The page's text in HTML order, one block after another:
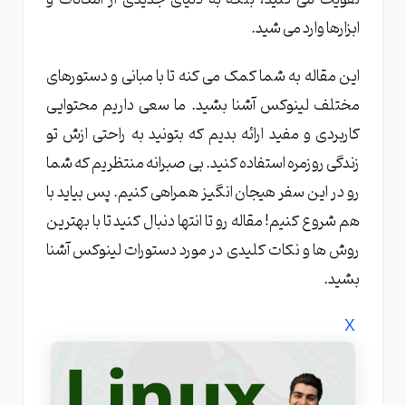
مشاهده محتوای فایل ها با cat، less و more
می شود؟
مدیریت کاربران و مجوزها در لینوکس
چگونه کاربران را با useradd و userdel مدیریت
کنیم؟
تغییر رمز عبور کاربران با passwd چگونه است؟
مدیریت گروه ها با groupadd و groupdel
chgrp چگونه انجام می شود؟
است؟
ابزارها وارد می شید.
این مقاله به شما کمک می کنه تا با مبانی و دستورهای
مختلف لینوکس آشنا بشید. ما سعی داریم محتوایی
کاربردی و مفید ارائه بدیم که بتونید به راحتی ازش تو
زندگی روزمره استفاده کنید. بی صبرانه منتظریم که شما
رو در این سفر هیجان انگیز همراهی کنیم. پس بیاید با
هم شروع کنیم! مقاله رو تا انتها دنبال کنید تا با بهترین
روش ها و نکات کلیدی در مورد دستورات لینوکس آشنا
بشید.
X